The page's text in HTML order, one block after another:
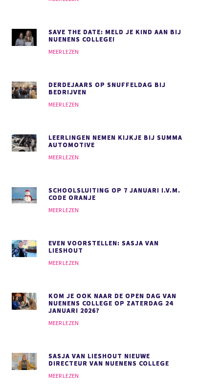
SAVE THE DATE: MELD JE KIND AAN BIJ
NUENENS COLLEGE!
MEER LEZEN
DERDEJAARS OP SNUFFELDAG BIJ
BEDRIJVEN
MEER LEZEN
LEERLINGEN NEMEN KIJKJE BIJ SUMMA
AUTOMOTIVE
MEER LEZEN
SCHOOLSLUITING OP 7 JANUARI I.V.M.
CODE ORANJE
MEER LEZEN
EVEN VOORSTELLEN: SASJA VAN
LIESHOUT
MEER LEZEN
KOM JE OOK NAAR DE OPEN DAG VAN
NUENENS COLLEGE OP ZATERDAG 24
JANUARI 2026?
MEER LEZEN
SASJA VAN LIESHOUT NIEUWE
DIRECTEUR VAN NUENENS COLLEGE
MEER LEZEN